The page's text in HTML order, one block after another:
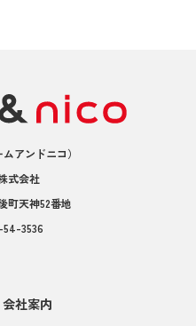
ムアンドニコ）
式会社
町天神52番地
54-3536
会社案内